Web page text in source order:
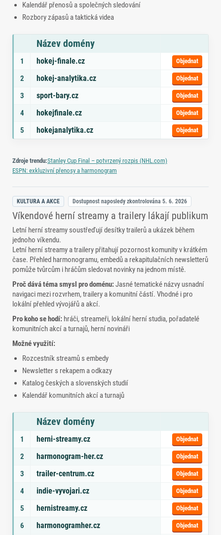
Kalendář přenosů a společných sledování
Rozbory zápasů a taktická videa
Seznam doporučených domén s tématy a odkazem na objednávku
Název domény
1 hokej-finale.cz Objednat
2 hokej-analytika.cz Objednat
3 sport-bary.cz Objednat
4 hokejfinale.cz Objednat
5 hokejanalytika.cz Objednat
Zdroje trendu:Stanley Cup Final – potvrzený rozpis (NHL.com)
ESPN: exkluzivní přenosy a harmonogram
KULTURA A AKCE Dostupnost naposledy zkontrolována 5. 6. 2026
Víkendové herní streamy a trailery lákají publikum
Letní herní streamy soustřeďují desítky trailerů a ukázek během
jednoho víkendu.
Letní herní streamy a trailery přitahují pozornost komunity v krátkém
čase. Přehled harmonogramu, embedů a rekapitulačních newsletterů
pomůže tvůrcům i hráčům sledovat novinky na jednom místě.
Proč dává téma smysl pro doménu:Jasné tematické názvy usnadní
navigaci mezi rozvrhem, trailery a komunitní částí. Vhodné i pro
lokální přehled vývojářů a akcí.
Pro koho se hodí: hráči, streameři, lokální herní studia, pořadatelé
komunitních akcí a turnajů, herní novináři
Možné využití:
Rozcestník streamů s embedy
Newsletter s rekapem a odkazy
Katalog českých a slovenských studií
Kalendář komunitních akcí a turnajů
Seznam doporučených domén s tématy a odkazem na objednávku
Název domény
1 herni-streamy.cz Objednat
2 harmonogram-her.cz Objednat
3 trailer-centrum.cz Objednat
4 indie-vyvojari.cz Objednat
5 hernistreamy.cz Objednat
6 harmonogramher.cz Objednat